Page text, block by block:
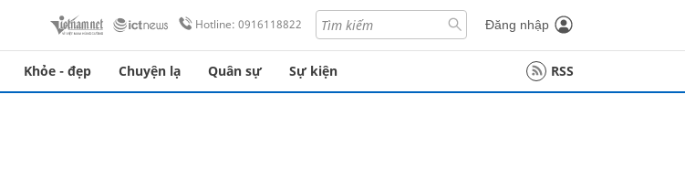
Hotline: 0916118822 Đăng nhập
Khỏe - đẹp Chuyện lạ Quân sự Sự kiện RSS